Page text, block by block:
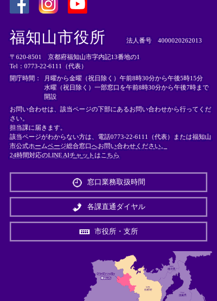
外
部
リ
ン
ク
＞
外
リ
ン
ク
＞
外
部
ン
ク
＞
福知山市役所 法人番号 4000020262013
〒620-8501 京都府福知山市字内記13番地の1
Tel：0773-22-6111（代表）
開庁時間：
月曜から金曜（祝日除く）午前8時30分から午後5時15分
水曜（祝日除く）一部窓口を午前8時30分から午後7時まで
開設
お問い合わせは、該当ページの下部にあるお問い合わせから行ってくだ
さい。
担当課に届きます。
該当ページがわからない方は、電話0773-22-6111（代表）または福知山
市公式ホームページ総合窓口へお問い合わせください。
24時間対応のLINE AIチャットはこちら
外
リ
ン
＞
窓口業務取扱時間
各課直通ダイヤル
市役所・支所